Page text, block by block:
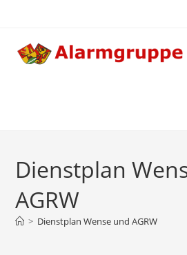
springen
Dienstplan
AGRW
> Dienstplan Wense und AGRW